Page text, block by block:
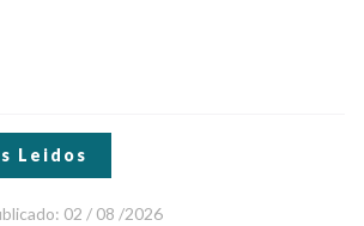
Leidos
02 / 08 /2026